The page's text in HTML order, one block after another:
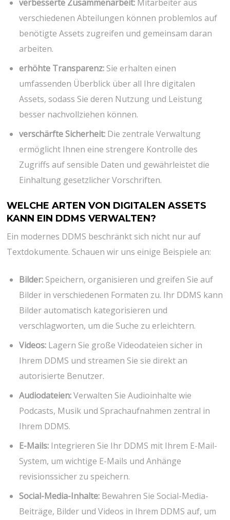
verbesserte Zusammenarbeit: Mitarbeiter aus
verschiedenen Abteilungen können problemlos auf
benötigte Assets zugreifen und gemeinsam daran
arbeiten.
erhöhte Transparenz: Sie erhalten einen
umfassenden Überblick über all Ihre digitalen
Assets, sodass Sie deren Nutzung und Leistung
besser nachvollziehen können.
verschärfte Sicherheit: Die zentrale Verwaltung
ermöglicht Ihnen eine strengere Kontrolle des
Zugriffs auf sensible Daten und gewährleistet die
Einhaltung gesetzlicher Vorschriften.
WELCHE ARTEN VON DIGITALEN ASSETS
KANN EIN DDMS VERWALTEN?
Ein modernes DDMS beschränkt sich nicht nur auf
Textdokumente. Schauen wir uns einige Beispiele an:
Bilder: Speichern, organisieren und greifen Sie auf
Bilder in verschiedenen Formaten zu. Ihr DDMS kann
Bilder automatisch kategorisieren und
verschlagworten, um die Suche zu erleichtern.
Videos: Lagern Sie große Videodateien sicher in
Ihrem DDMS und streamen Sie sie direkt an
autorisierte Benutzer.
Audiodateien:Verwalten Sie Audioinhalte wie
Podcasts, Musik und Sprachaufnahmen zentral in
Ihrem DDMS.
E-Mails: Integrieren Sie Ihr DDMS mit Ihrem E-Mail-
System, um wichtige E-Mails und Anhänge
revisionssicher zu speichern.
Social-Media-Inhalte: Bewahren Sie Social-Media-
Beiträge, Bilder und Videos in Ihrem DDMS auf, um